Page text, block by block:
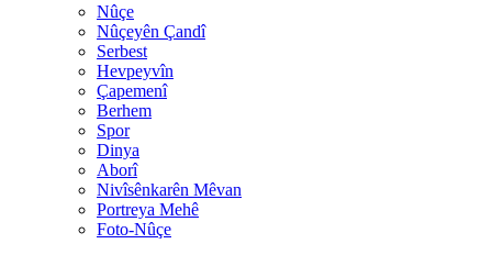
Nûçe
Nûçeyên Çandî
Serbest
Hevpeyvîn
Çapemenî
Berhem
Spor
Dinya
Aborî
Nivîsênkarên Mêvan
Portreya Mehê
Foto-Nûçe